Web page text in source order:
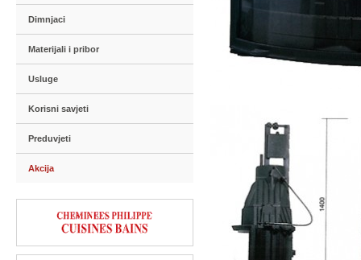
Dimnjaci
Materijali i pribor
Usluge
Korisni savjeti
Preduvjeti
Akcija